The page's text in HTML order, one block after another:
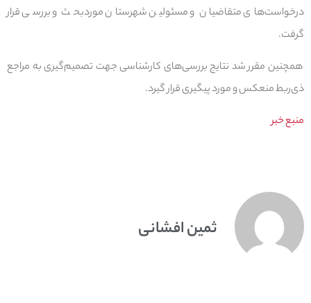
درخواست‌های متقاضیان و مسئولین شهرستان موردبحث و بررسی قرار
گرفت.
همچنین مقرر شد نتایج بررسی‌های کارشناسی جهت تصمیم‌گیری به مراجع
ذی‌ربط منعکس و مورد پیگیری قرار گیرد.
منبع خبر
ثمین افشانی